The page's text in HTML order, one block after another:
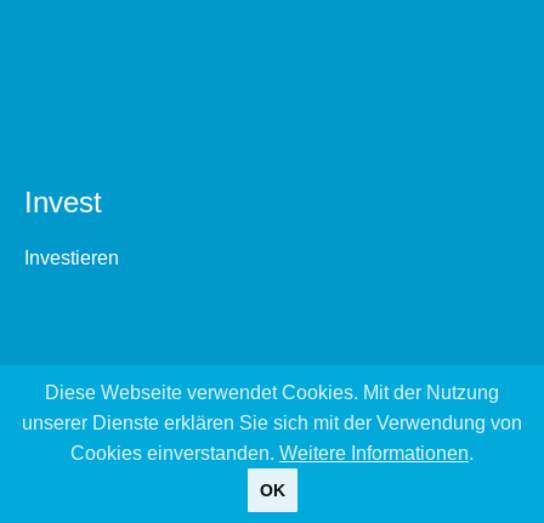
Invest
Investieren
Diese Webseite verwendet Cookies. Mit der Nutzung
unserer Dienste erklären Sie sich mit der Verwendung von
Cookies einverstanden. Weitere Informationen.
OK